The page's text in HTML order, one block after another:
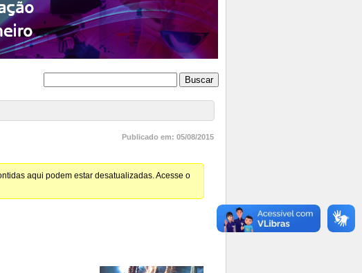
Publicado em: 05/08/2015
aqui podem estar desatualizadas. Acesse o